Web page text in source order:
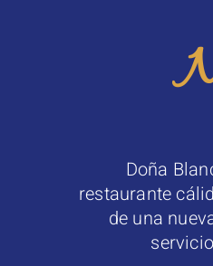
Doña
restaurante
de una